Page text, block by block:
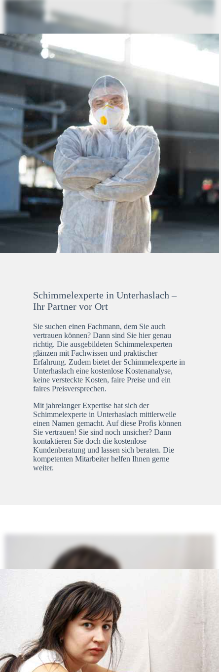
Schimmelexperte in Unterhaslach –
Ihr Partner vor Ort
Sie suchen einen Fachmann, dem Sie auch
vertrauen können? Dann sind Sie hier genau
richtig. Die ausgebildeten Schimmelexperten
glänzen mit Fachwissen und praktischer
Erfahrung. Zudem bietet der Schimmelexperte in
Unterhaslach eine kostenlose Kostenanalyse,
keine versteckte Kosten, faire Preise und ein
faires Preisversprechen.
Mit jahrelanger Expertise hat sich der
Schimmelexperte in Unterhaslach mittlerweile
einen Namen gemacht. Auf diese Profis können
Sie vertrauen! Sie sind noch unsicher? Dann
kontaktieren Sie doch die kostenlose
Kundenberatung und lassen sich beraten. Die
kompetenten Mitarbeiter helfen Ihnen gerne
weiter.